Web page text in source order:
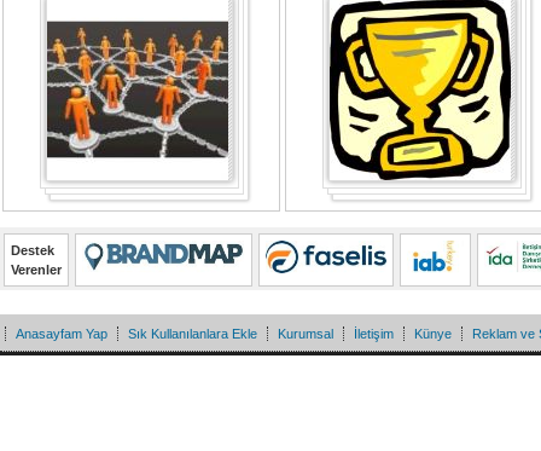
Destek
Verenler
Anasayfam Yap Sık Kullanılanlara Ekle Kurumsal İletişim Künye Reklam ve